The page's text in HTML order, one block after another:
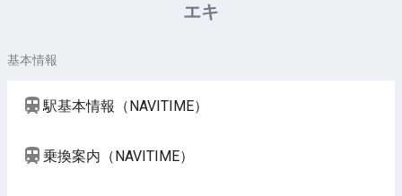
エキ
基本情報
駅基本情報（NAVITIME）
乗換案内（NAVITIME）